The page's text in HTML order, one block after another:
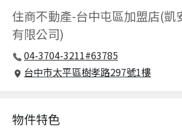
住商不動產-台中屯區加盟店(凱
有限公司)
04-3704-3211#63785
台中市太平區樹孝路297號1樓
物件特色